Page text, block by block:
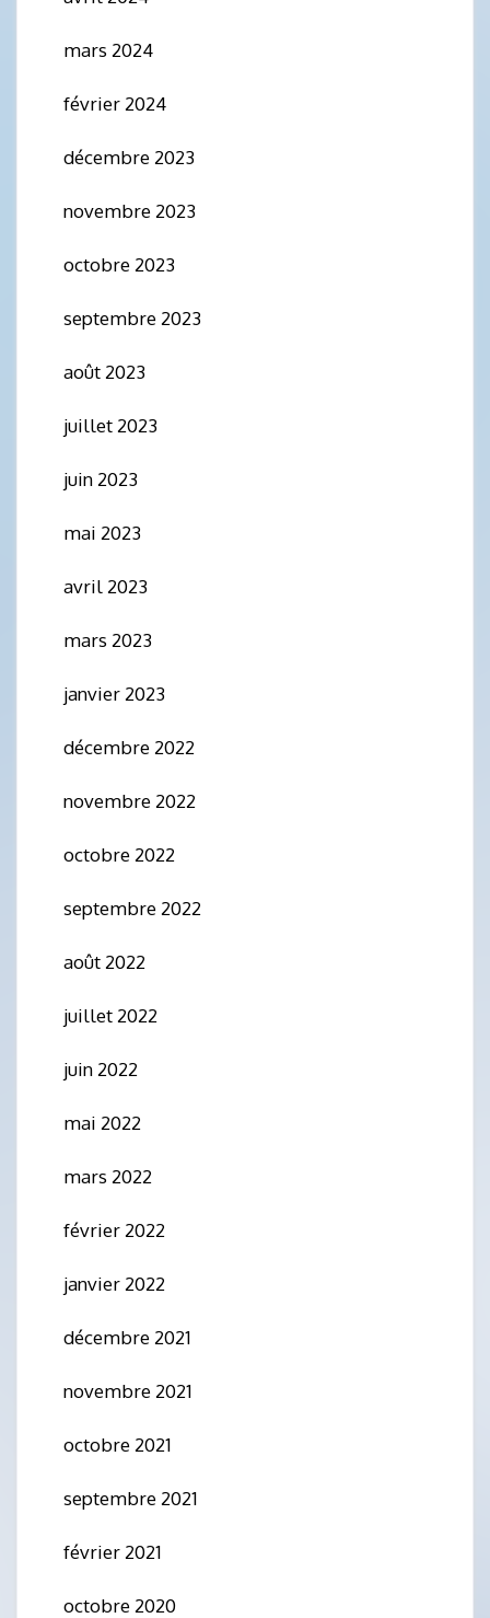
mars 2024
février 2024
décembre 2023
novembre 2023
octobre 2023
septembre 2023
août 2023
juillet 2023
juin 2023
mai 2023
avril 2023
mars 2023
janvier 2023
décembre 2022
novembre 2022
octobre 2022
septembre 2022
août 2022
juillet 2022
juin 2022
mai 2022
mars 2022
février 2022
janvier 2022
décembre 2021
novembre 2021
octobre 2021
septembre 2021
février 2021
octobre 2020